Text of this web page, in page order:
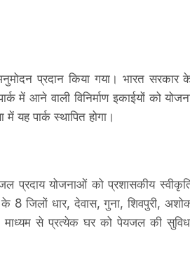
प्रदान किया गया। भारत सरकार
में आने वाली विनिर्माण इकाईयों को
यह पार्क स्थापित होगा।
प्रदाय योजनाओं को प्रशासकीय
के 8 जिलों धार, देवास, गुना, शिवपुरी,
से प्रत्येक घर को पेयजल की